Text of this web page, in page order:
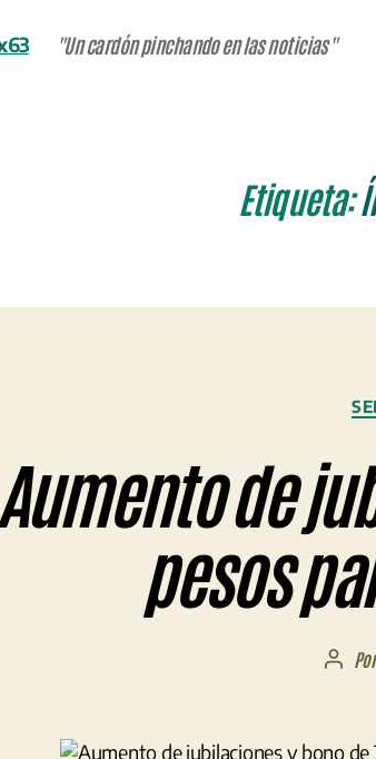
"Un cardón pinchando en las noticias"
Etiqueta:
Aumento de
pesos
Autor